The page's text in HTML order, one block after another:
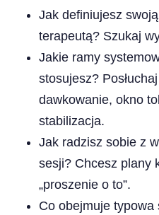
Jak definiujesz
terapeutą? Szukaj
Jakie ramy
stosujesz?
dawkowanie, okno
stabilizacja.
Jak radzisz sobie z
sesji? Chcesz plany
„proszenie o to”.
Co obejmuje